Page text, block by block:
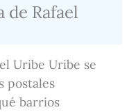
de Rafael
Uribe Uribe se
postales
barrios